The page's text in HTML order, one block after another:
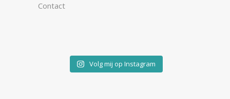
Contact
Volg mij op Instagram